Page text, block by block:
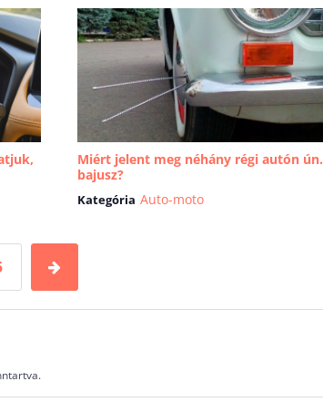
Miért jelent meg néhány régi autón ún.
bajusz?
Kategória Auto-moto